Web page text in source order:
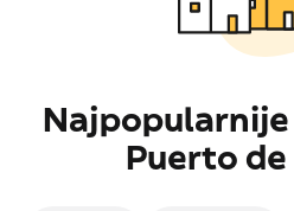
Puerto de